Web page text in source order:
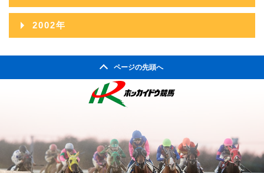
2003年12月
2003年07月
2003年06月
2002年
ページの先頭へ